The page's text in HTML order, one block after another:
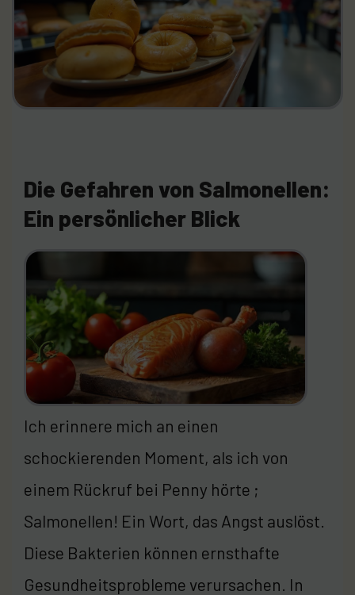
Die Gefahren von Salmonellen:
Ein persönlicher Blick
Ich erinnere mich an einen
schockierenden Moment, als ich von
einem Rückruf bei Penny hörte ;
Salmonellen! Ein Wort, das Angst auslöst.
Diese Bakterien können ernsthafte
Gesundheitsprobleme verursachen. In